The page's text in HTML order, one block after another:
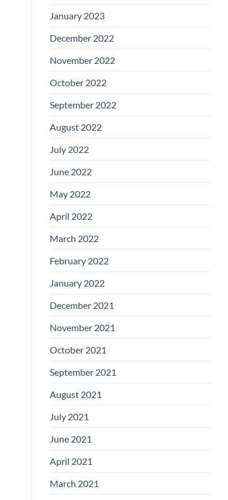
January 2023
December 2022
November 2022
October 2022
September 2022
August 2022
July 2022
June 2022
May 2022
April 2022
March 2022
February 2022
January 2022
December 2021
November 2021
October 2021
September 2021
August 2021
July 2021
June 2021
April 2021
March 2021